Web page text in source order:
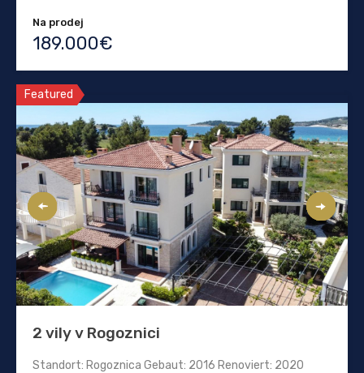
Na prodej
189.000€
Featured
2 vily v Rogoznici
Standort: Rogoznica Gebaut: 2016 Renoviert: 2020